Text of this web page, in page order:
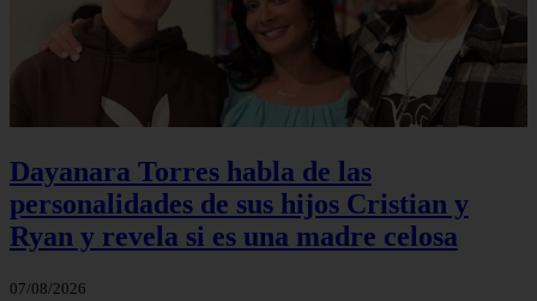
Dayanara Torres habla de las
personalidades de sus hijos Cristian y
Ryan y revela si es una madre celosa
07/08/2026